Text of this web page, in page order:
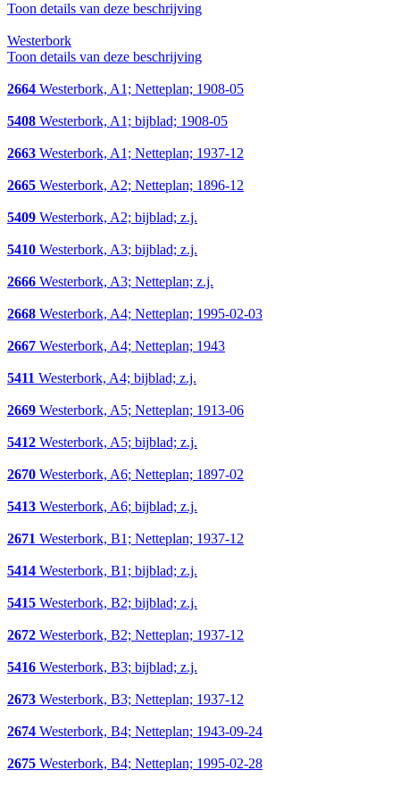
Toon details van deze beschrijving
Westerbork
Toon details van deze beschrijving
2664 Westerbork, A1; Netteplan; 1908-05
5408 Westerbork, A1; bijblad; 1908-05
2663 Westerbork, A1; Netteplan; 1937-12
2665 Westerbork, A2; Netteplan; 1896-12
5409 Westerbork, A2; bijblad; z.j.
5410 Westerbork, A3; bijblad; z.j.
2666 Westerbork, A3; Netteplan; z.j.
2668 Westerbork, A4; Netteplan; 1995-02-03
2667 Westerbork, A4; Netteplan; 1943
5411 Westerbork, A4; bijblad; z.j.
2669 Westerbork, A5; Netteplan; 1913-06
5412 Westerbork, A5; bijblad; z.j.
2670 Westerbork, A6; Netteplan; 1897-02
5413 Westerbork, A6; bijblad; z.j.
2671 Westerbork, B1; Netteplan; 1937-12
5414 Westerbork, B1; bijblad; z.j.
5415 Westerbork, B2; bijblad; z.j.
2672 Westerbork, B2; Netteplan; 1937-12
5416 Westerbork, B3; bijblad; z.j.
2673 Westerbork, B3; Netteplan; 1937-12
2674 Westerbork, B4; Netteplan; 1943-09-24
2675 Westerbork, B4; Netteplan; 1995-02-28